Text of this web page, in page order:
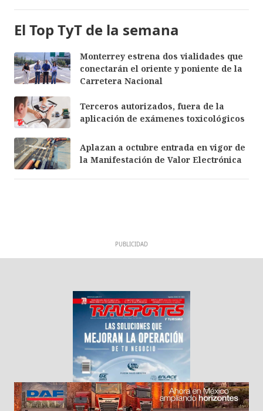
El Top TyT de la semana
Monterrey estrena dos vialidades que
conectarán el oriente y poniente de la
Carretera Nacional
Terceros autorizados, fuera de la
aplicación de exámenes toxicológicos
Aplazan a octubre entrada en vigor de
la Manifestación de Valor Electrónica
PUBLICIDAD